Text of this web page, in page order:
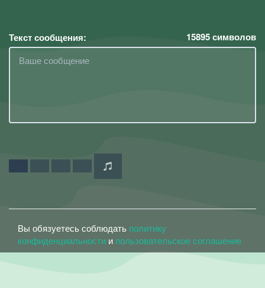
Текст сообщения: 15895символов
Вы обязуетесь соблюдать политику
конфиденциальности и пользовательское соглашение